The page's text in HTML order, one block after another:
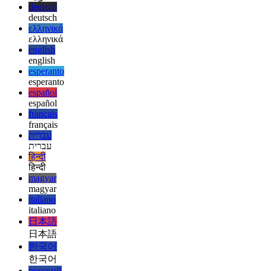
afrikaans
afrikaans
العربية
العربية
deutsch
deutsch
ελληνικά
ελληνικά
english
english
esperanto
esperanto
español
español
français
français
עברית
עברית
हिन्दी
हिन्दी
magyar
magyar
italiano
italiano
日本語